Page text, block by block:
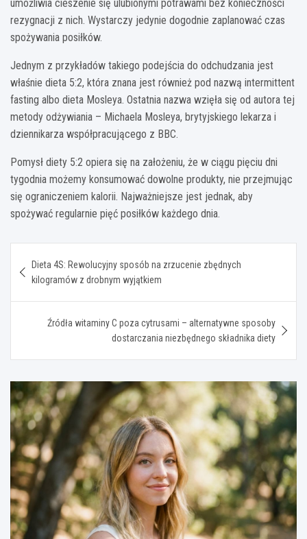
umożliwia cieszenie się ulubionymi potrawami bez konieczności
rezygnacji z nich. Wystarczy jedynie dogodnie zaplanować czas
spożywania posiłków.
Jednym z przykładów takiego podejścia do odchudzania jest
właśnie dieta 5:2, która znana jest również pod nazwą intermittent
fasting albo dieta Mosleya. Ostatnia nazwa wzięła się od autora tej
metody odżywiania – Michaela Mosleya, brytyjskiego lekarza i
dziennikarza współpracującego z BBC.
Pomysł diety 5:2 opiera się na założeniu, że w ciągu pięciu dni
tygodnia możemy konsumować dowolne produkty, nie przejmując
się ograniczeniem kalorii. Najważniejsze jest jednak, aby
spożywać regularnie pięć posiłków każdego dnia.
wpisu
Dieta 4S: Rewolucyjny sposób na zrzucenie zbędnych
kilogramów z drobnym wyjątkiem
Źródła witaminy C poza cytrusami – alternatywne sposoby
dostarczania niezbędnego składnika diety